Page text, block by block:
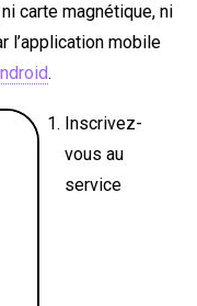
carte magnétique, ni
l’application mobile
.
Inscrivez-
vous au
service